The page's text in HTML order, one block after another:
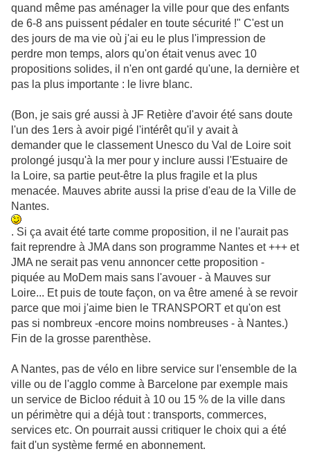
quand même pas aménager la ville pour que des enfants
de 6-8 ans puissent pédaler en toute sécurité !" C'est un
des jours de ma vie où j'ai eu le plus l'impression de
perdre mon temps, alors qu'on était venus avec 10
propositions solides, il n'en ont gardé qu'une, la dernière et
pas la plus importante : le livre blanc.
(Bon, je sais gré aussi à JF Retière d'avoir été sans doute
l'un des 1ers à avoir pigé l'intérêt qu'il y avait à
demander que le classement Unesco du Val de Loire soit
prolongé jusqu'à la mer pour y inclure aussi l'Estuaire de
la Loire, sa partie peut-être la plus fragile et la plus
menacée. Mauves abrite aussi la prise d'eau de la Ville de
Nantes.
. Si ça avait été tarte comme proposition, il ne l'aurait pas
fait reprendre à JMA dans son programme Nantes et +++ et
JMA ne serait pas venu annoncer cette proposition -
piquée au MoDem mais sans l'avouer - à Mauves sur
Loire... Et puis de toute façon, on va être amené à se revoir
parce que moi j'aime bien le TRANSPORT et qu'on est
pas si nombreux -encore moins nombreuses - à Nantes.)
Fin de la grosse parenthèse.
A Nantes, pas de vélo en libre service sur l'ensemble de la
ville ou de l'agglo comme à Barcelone par exemple mais
un service de Bicloo réduit à 10 ou 15 % de la ville dans
un périmètre qui a déjà tout : transports, commerces,
services etc. On pourrait aussi critiquer le choix qui a été
fait d'un système fermé en abonnement.